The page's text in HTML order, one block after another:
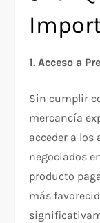
1. Acceso a
Sin cumplir
mercancía
acceder a los
negociados
producto
más